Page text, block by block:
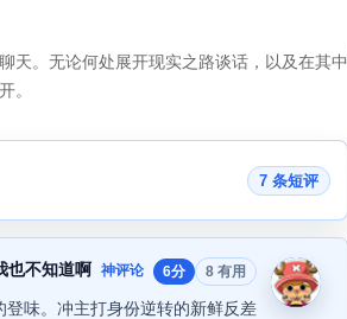
天。无论何处展开现实之路谈话，以及在其中
。
7 条短评
也不知道啊 神评论 6分 8 有用
味。冲主打身份逆转的新鲜反差